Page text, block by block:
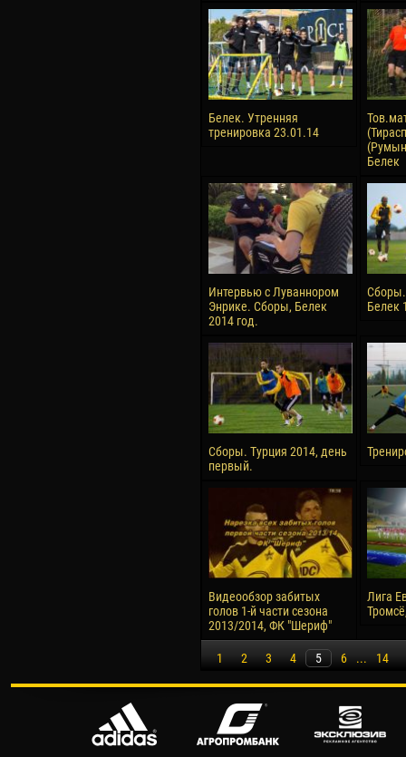
Белек. Утренняя
тренировка 23.01.14
Белек
Интервью с Луваннором
Энрике. Сборы, Белек
2014 год.
Сборы.
Белек
Сборы. Турция 2014, день
первый.
Видеообзор забитых
голов 1-й части сезона
2013/2014, ФК "Шериф"
Лига
1 2 3 4 5 6 ... 14